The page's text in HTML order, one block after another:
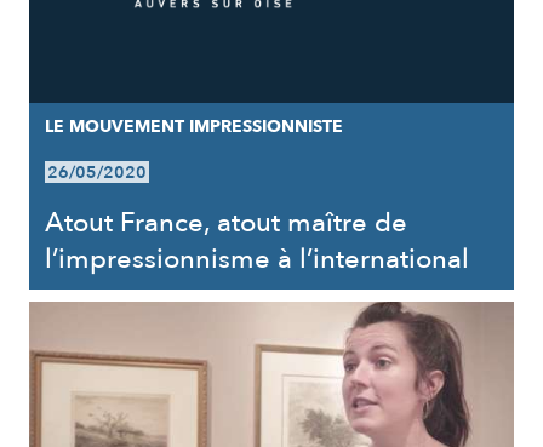
LE MOUVEMENT IMPRESSIONNISTE
26/05/2020
Atout France, atout maître de
l’impressionnisme à l’international